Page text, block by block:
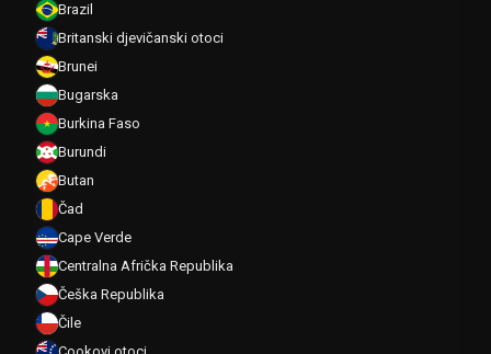
Brazil
Britanski djevičanski otoci
Brunei
Bugarska
Burkina Faso
Burundi
Butan
Čad
Cape Verde
Centralna Afrička Republika
Češka Republika
Čile